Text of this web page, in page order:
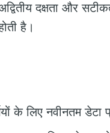
दक्षता और
है।
के लिए नवीनतम डेटा